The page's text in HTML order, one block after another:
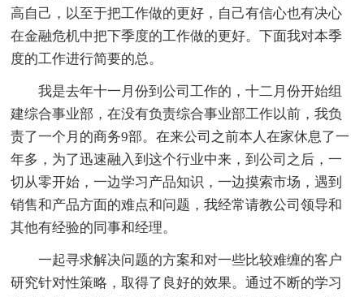
高自己，以至于把工作做的更好，自己有信心也有决心
在金融危机中把下季度的工作做的更好。下面我对本季
度的工作进行简要的总。
我是去年十一月份到公司工作的，十二月份开始组
建综合事业部，在没有负责综合事业部工作以前，我负
责了一个月的商务9部。在来公司之前本人在家休息了一
年多，为了迅速融入到这个行业中来，到公司之后，一
切从零开始，一边学习产品知识，一边摸索市场，遇到
销售和产品方面的难点和问题，我经常请教公司领导和
其他有经验的同事和经理。
一起寻求解决问题的方案和对一些比较难缠的客户
研究针对性策略，取得了良好的效果。通过不断的学习